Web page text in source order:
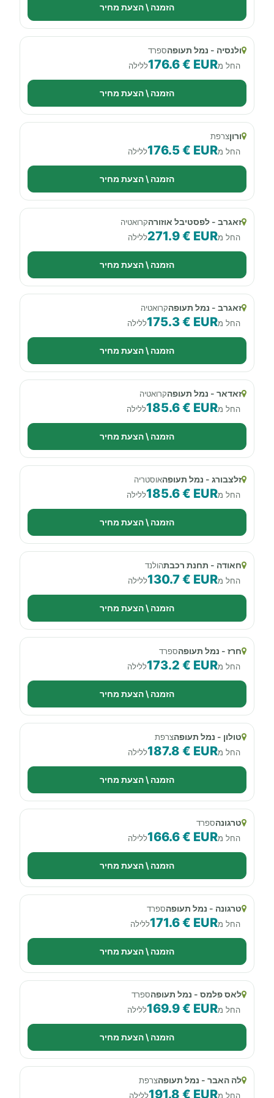
הזמנה \ הצעת מחיר
ולנסיה - נמל תעופהספרד
החל מ176.6 € EURללילה
הזמנה \ הצעת מחיר
ורוןצרפת
החל מ176.5 € EURללילה
הזמנה \ הצעת מחיר
זאגרב - לפסטיבל אוזורהקרואטיה
החל מ271.9 € EURללילה
הזמנה \ הצעת מחיר
זאגרב - נמל תעופהקרואטיה
החל מ175.3 € EURללילה
הזמנה \ הצעת מחיר
זאדאר - נמל תעופהקרואטיה
החל מ185.6 € EURללילה
הזמנה \ הצעת מחיר
זלצבורג - נמל תעופהאוסטריה
החל מ185.6 € EURללילה
הזמנה \ הצעת מחיר
חאודה - תחנת רכבתהולנד
החל מ130.7 € EURללילה
הזמנה \ הצעת מחיר
חרז - נמל תעופהספרד
החל מ173.2 € EURללילה
הזמנה \ הצעת מחיר
טולון - נמל תעופהצרפת
החל מ187.8 € EURללילה
הזמנה \ הצעת מחיר
טרגונהספרד
החל מ166.6 € EURללילה
הזמנה \ הצעת מחיר
טרגונה - נמל תעופהספרד
החל מ171.6 € EURללילה
הזמנה \ הצעת מחיר
לאס פלמס - נמל תעופהספרד
החל מ169.9 € EURללילה
הזמנה \ הצעת מחיר
לה האבר - נמל תעופהצרפת
החל מ191.8 € EURללילה